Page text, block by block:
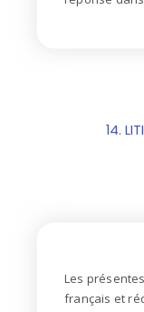
14.
Les
français et